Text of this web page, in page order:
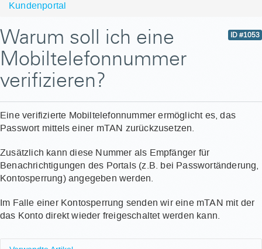
Kundenportal
ID #1053
Warum soll ich eine
Mobiltelefonnummer
verifizieren?
Eine verifizierte Mobiltelefonnummer ermöglicht es, das
Passwort mittels einer mTAN zurückzusetzen.
Zusätzlich kann diese Nummer als Empfänger für
Benachrichtigungen des Portals (z.B. bei Passwortänderung,
Kontosperrung) angegeben werden.
Im Falle einer Kontosperrung senden wir eine mTAN mit der
das Konto direkt wieder freigeschaltet werden kann.